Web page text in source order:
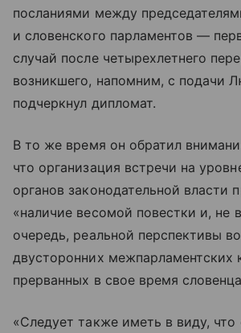
посланиями между
и словенского парламентов —
случай после четырехлетнего
возникшего, напомним, с подачи
подчеркнул дипломат.
В то же время он обратил
что организация встречи на
органов законодательной власти
«наличие весомой повестки и, не
очередь, реальной перспективы
двусторонних межпарламентских
прерванных в свое время
«Следует также иметь в виду,